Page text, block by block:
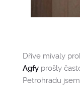
Dříve mívaly
Agfyprošly
Petrohradu